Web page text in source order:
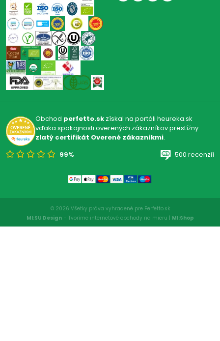
Obchod perfetto.skzískal na portáli heureka.sk
vďaka spokojnosti overených zákazníkov prestížny
zlatý certifikát Overené zákazníkmi.
99%
500 recenzií
© 2026 Všetky práva vyhradené pre Perfetto.sk
MI:SU Design - Tvoríme internetové obchody na mieru | MI:Shop